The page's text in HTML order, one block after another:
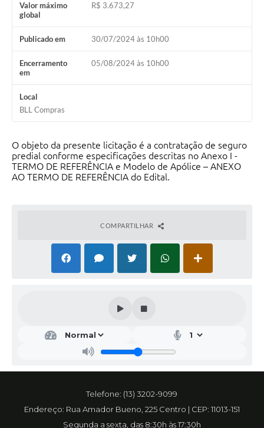
Valor máximo
global
R$ 3.673,27
Publicado em 30/07/2024 às 10h00
Encerramento
em
05/08/2024 às 10h00
Local
BLL Compras
O objeto da presente licitação é a contratação de seguro
predial conforme especificações descritas no Anexo I -
TERMO DE REFERÊNCIA e Modelo de Apólice – ANEXO
AO TERMO DE REFERÊNCIA do Edital.
COMPARTILHAR
Telefone: (13) 3202-9099
Endereço: Rua Amador Bueno, 225 Centro | CEP: 11013-151
Segunda a sexta, das 8:30h às 17:30h